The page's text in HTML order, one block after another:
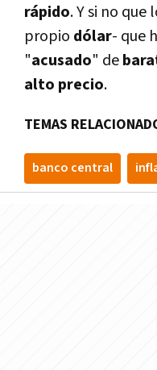
rápido. Y si no
propio dólar- que
"acusado" de
alto precio.
TEMAS
banco central